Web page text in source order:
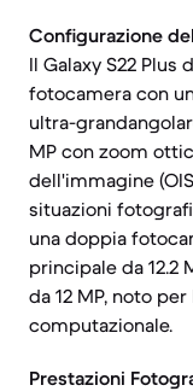
Configurazione
Il Galaxy S22
fotocamera con
ultra-
MP con zoom
dell'immagine
situazioni
una doppia
principale da 12.2
da 12 MP, noto
computazionale.
Prestazioni